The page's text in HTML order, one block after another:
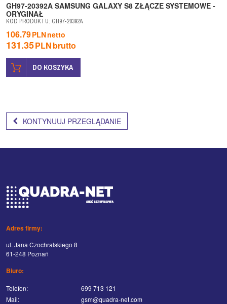
GH97-20392A SAMSUNG GALAXY S8 ZŁĄCZE SYSTEMOWE -
ORYGINAŁ
KOD PRODUKTU: GH97-20392A
106.79PLNnetto
131.35PLNbrutto
DO KOSZYKA
KONTYNUUJ PRZEGLĄDANIE
Adres firmy:
ul. Jana Czochralskiego 8
61-248 Poznań
Biuro:
Telefon:
699 713 121
Mail:
gsm@quadra-net.com